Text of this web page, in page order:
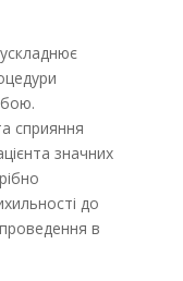
сприяння
значних
до
в